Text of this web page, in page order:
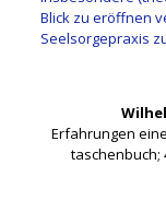
Blick zu eröffnen
Seelsorgepraxis
Erfahrungen
taschenbuch;